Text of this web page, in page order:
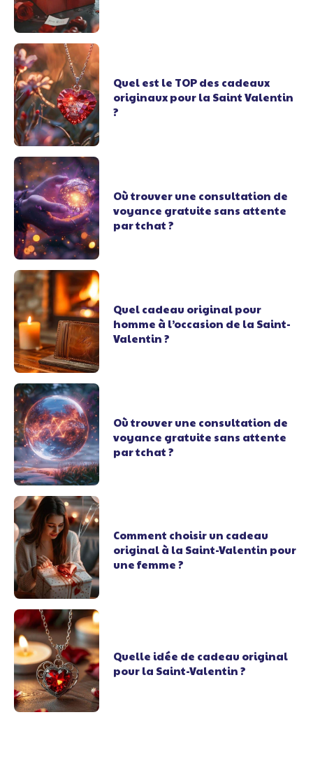
Quel est le TOP des cadeaux
originaux pour la Saint Valentin
?
Où trouver une consultation de
voyance gratuite sans attente
par tchat ?
Quel cadeau original pour
homme à l’occasion de la Saint-
Valentin ?
Où trouver une consultation de
voyance gratuite sans attente
par tchat ?
Comment choisir un cadeau
original à la Saint-Valentin pour
une femme ?
Quelle idée de cadeau original
pour la Saint-Valentin ?